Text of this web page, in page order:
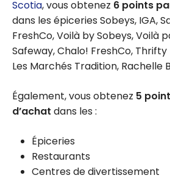
Scotia, vous obtenez 6 points
dans les épiceries Sobeys, IGA,
FreshCo, Voilà by Sobeys, Voilà
Safeway, Chalo! FreshCo, Thrifty
Les Marchés Tradition, Rachelle
Également, vous obtenez 5
d’achat dans les :
Épiceries
Restaurants
Centres de divertissement